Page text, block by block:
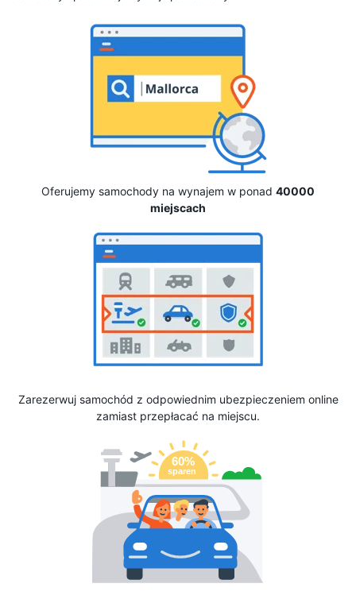
Oferujemy samochody na wynajem w ponad 40000
miejscach
Zarezerwuj samochód z odpowiednim ubezpieczeniem online
zamiast przepłacać na miejscu.